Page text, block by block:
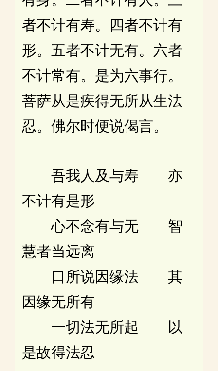
者不计有寿。四者不计有
形。五者不计无有。六者
不计常有。是为六事行。
菩萨从是疾得无所从生法
忍。佛尔时便说偈言。
吾我人及与寿 亦
不计有是形
心不念有与无 智
慧者当远离
口所说因缘法 其
因缘无所有
一切法无所起 以
是故得法忍